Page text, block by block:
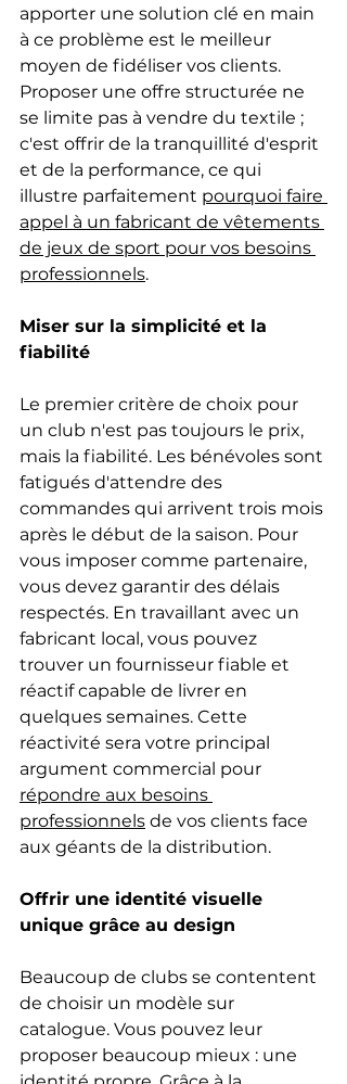
apporter une solution clé en main
à ce problème est le meilleur
moyen de fidéliser vos clients.
Proposer une offre structurée ne
se limite pas à vendre du textile ;
c'est offrir de la tranquillité d'esprit
et de la performance, ce qui
illustre parfaitement pourquoi faire
appel à un fabricant de vêtements
de jeux de sport pour vos besoins
professionnels.
Miser sur la simplicité et la
fiabilité
Le premier critère de choix pour
un club n'est pas toujours le prix,
mais la fiabilité. Les bénévoles sont
fatigués d'attendre des
commandes qui arrivent trois mois
après le début de la saison. Pour
vous imposer comme partenaire,
vous devez garantir des délais
respectés. En travaillant avec un
fabricant local, vous pouvez
trouver un fournisseur fiable et
réactif capable de livrer en
quelques semaines. Cette
réactivité sera votre principal
argument commercial pour
répondre aux besoins
professionnels de vos clients face
aux géants de la distribution.
Offrir une identité visuelle
unique grâce au design
Beaucoup de clubs se contentent
de choisir un modèle sur
catalogue. Vous pouvez leur
proposer beaucoup mieux : une